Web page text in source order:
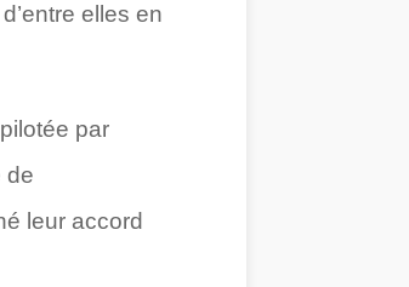
elles en
par
de
leur accord